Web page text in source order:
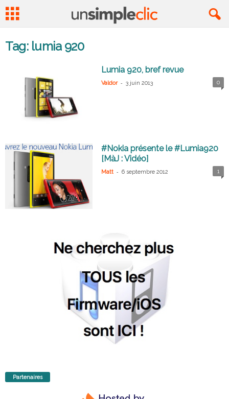
Tag: lumia 920
Lumia 920, bref revue
Valdor - 3 juin 2013 0
#Nokia présente le #Lumia920
[MàJ : Vidéo]
Matt - 6 septembre 2012 1
Partenaires